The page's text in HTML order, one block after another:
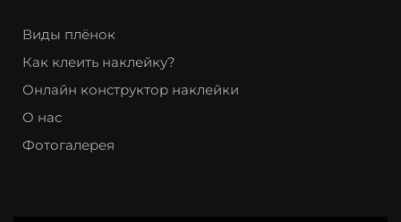
Виды плёнок
Как клеить наклейку?
Онлайн конструктор наклейки
О нас
Фотогалерея